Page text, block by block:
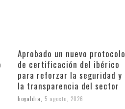
Aprobado un nuevo protocolo
de certificación del ibérico
para reforzar la seguridad y
la transparencia del sector
hoyaldia 5 agosto, 2026